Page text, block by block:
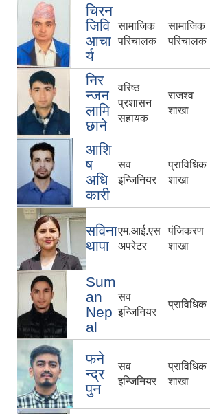
चिरन
जिवि
आचा
र्य
सामाजिक
परिचालक
सामाजिक
परिचालक
निर
न्जन
लामि
छाने
वरिष्ठ
प्रशासन
सहायक
राजश्व
शाखा
आशि
ष
अधि
कारी
सव
इन्जिनियर
प्राविधिक
शाखा
सविना
थापा
एम.आई.एस
अपरेटर
पंजिकरण
शाखा
Sum
an
Nep
al
सव
इन्जिनियर
प्राविधिक
फने
न्द्र
पुन
सव
इन्जिनियर
प्राविधिक
शाखा